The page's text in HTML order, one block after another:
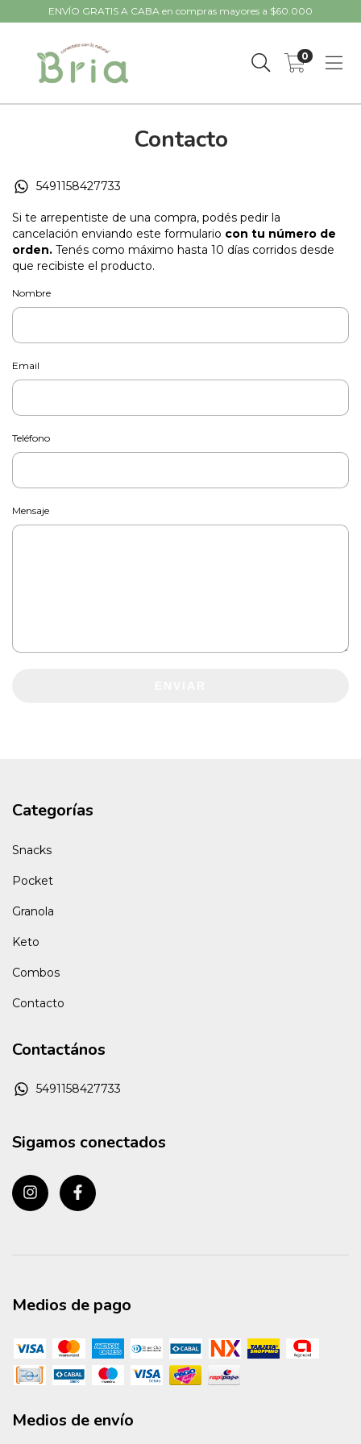
ENVÍO GRATIS A CABA en compras mayores a $60.000
0
Contacto
5491158427733
Si te arrepentiste de una compra, podés pedir la
cancelación enviando este formulario con tu número de
orden. Tenés como máximo hasta 10 días corridos desde
que recibiste el producto.
Nombre
Email
Teléfono
Mensaje
Categorías
Snacks
Pocket
Granola
Keto
Combos
Contacto
Contactános
5491158427733
Sigamos conectados
Medios de pago
Medios de envío